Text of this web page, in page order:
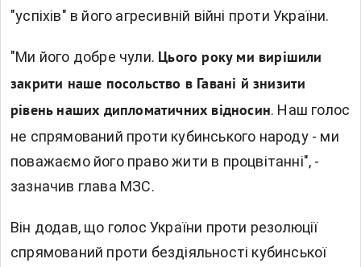
"успіхів" в його агресивній війні проти України.
"Ми його добре чули. Цього року ми вирішили
закрити наше посольство в Гавані й знизити
рівень наших дипломатичних відносин. Наш голос
не спрямований проти кубинського народу - ми
поважаємо його право жити в процвітанні", -
зазначив глава МЗС.
Він додав, що голос України проти резолюції
спрямований проти бездіяльності кубинської